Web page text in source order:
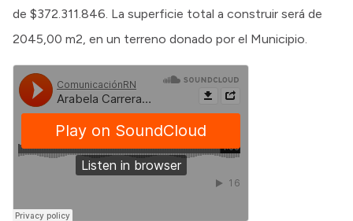
de $372.311.846. La superficie total a construir será de
2045,00 m2, en un terreno donado por el Municipio.